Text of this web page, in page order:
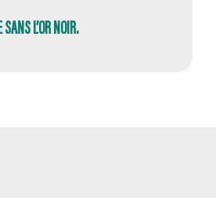
L’OR NOIR.